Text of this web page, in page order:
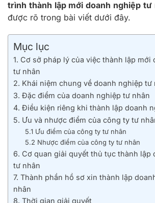
trình thành lập mới doanh nghiệp tư
được rõ trong bài viết dưới đây.
Mục lục
1. Cơ sở pháp lý của việc thành lập mới
tư nhân
2. Khái niệm chung về doanh nghiệp tư
3. Đặc điểm của doanh nghiệp tư nhân
4. Điều kiện riêng khi thành lập doanh
5. Ưu và nhược điểm của công ty tư
5.1 Ưu điểm của công ty tư nhân
5.2 Nhược điểm của công ty tư nhân
6. Cơ quan giải quyết thủ tục thành lập
tư nhân
7. Thành phần hồ sơ xin thành lập
nhân
8. Thời gian giải quyết